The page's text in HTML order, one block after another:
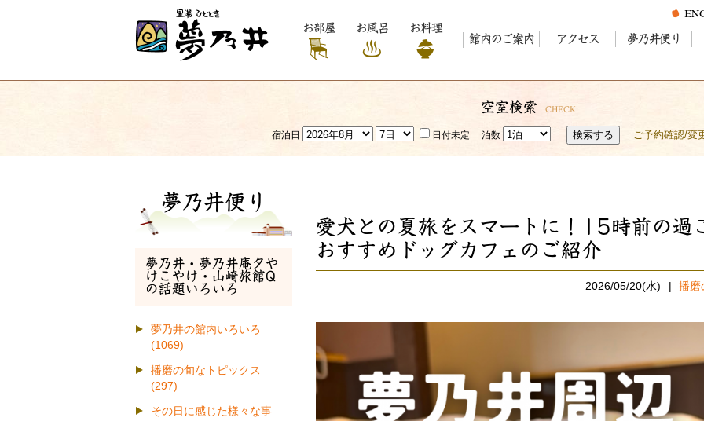
お部屋 お風呂
お料理
館内のご案内
アクセス 夢乃井便り
空室検索 CHECK
宿泊日 日付未定 泊数 検索する ご予約確認/変
夢乃井便り
愛犬との夏旅をスマートに！15時前の過
おすすめドッグカフェのご紹介
2026/05/20(水) 播磨
夢乃井・夢乃井庵夕や
けこやけ・山崎旅館Q
の話題いろいろ
夢乃井の館内いろいろ
(1069)
播磨の旬なトピックス
(297)
その日に感じた様々な事